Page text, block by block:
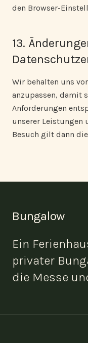
den Browser-
13.
Wir behalten uns
anzupassen, damit
Anforderungen
unserer Leistungen
Besuch gilt dann
Bungalow
Ein
privater
die Messe